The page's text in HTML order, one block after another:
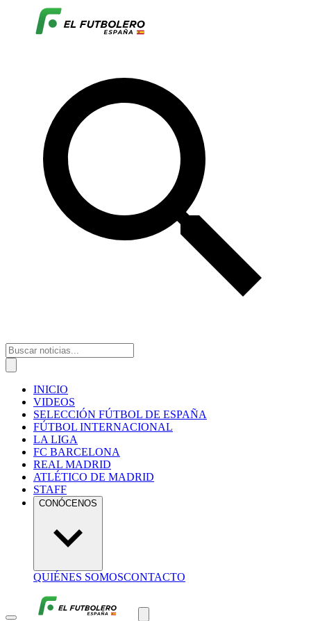
INICIO
VIDEOS
SELECCIÓN FÚTBOL DE ESPAÑA
FÚTBOL INTERNACIONAL
LA LIGA
FC BARCELONA
REAL MADRID
ATLÉTICO DE MADRID
STAFF
CONÓCENOS
QUIÉNES SOMOSCONTACTO